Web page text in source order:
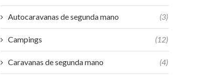
Autocaravanas de segunda mano (3)
Campings (12)
Caravanas de segunda mano (4)